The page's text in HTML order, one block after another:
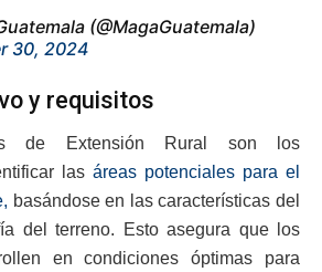
(@MagaGuatemala)
30, 2024
y requisitos
de Extensión Rural son los
las áreas potenciales para el
basándose en las características del
del terreno. Esto asegura que los
en condiciones óptimas para